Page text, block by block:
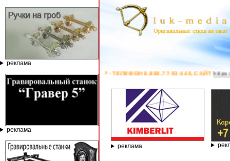
реклама
реклама
ГРАВЁР - ТЕЛЕФОН 8.800.77-53-440, САЙТhttps://stanok-graver.ru-
реклама